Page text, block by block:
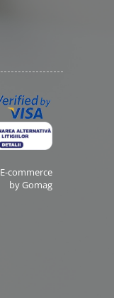
commerce
by Gomag